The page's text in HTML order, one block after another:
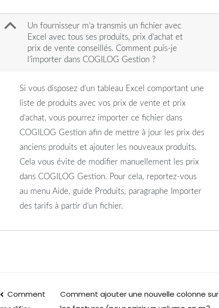
B
Un fournisseur m’a transmis un fichier avec
Excel avec tous ses produits, prix d’achat et
prix de vente conseillés. Comment puis-je
l’importer dans COGILOG Gestion ?
Si vous disposez d’un tableau Excel comportant une
liste de produits avec vos prix de vente et prix
d’achat, vous pourrez importer ce fichier dans
COGILOG Gestion afin de mettre à jour les prix des
anciens produits et ajouter les nouveaux produits.
Cela vous évite de modifier manuellement les prix
dans COGILOG Gestion. Pour cela, reportez-vous
au menu Aide, guide Produits, paragraphe Importer
des tarifs à partir d’un fichier.
Comment
Comment ajouter une nouvelle colonne sur